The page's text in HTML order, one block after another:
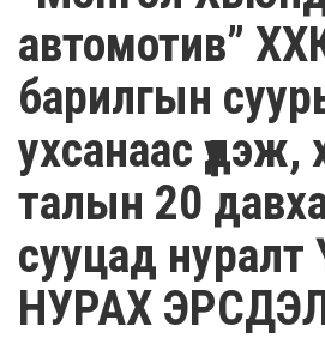
автомотив”
барилгын
ухсанаас
талын 20
сууцад
НУРАХ